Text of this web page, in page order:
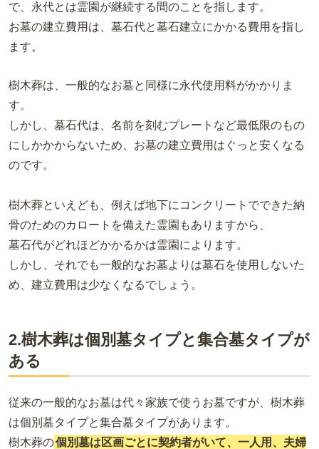
で、永代とは霊園が継続する間のことを指します。
お墓の建立費用は、墓石代と墓石建立にかかる費用を指し
ます。
樹木葬は、一般的なお墓と同様に永代使用料がかかりま
す。
しかし、墓石代は、名前を刻むプレートなど最低限のもの
にしかかからないため、お墓の建立費用はぐっと安くなる
のです。
樹木葬といえども、例えば地下にコンクリートでできた納
骨のためのカロートを備えた霊園もありますから、
墓石代がどれほどかかるかは霊園によります。
しかし、それでも一般的なお墓よりは墓石を使用しないた
め、建立費用は少なくなるでしょう。
2.樹木葬は個別墓タイプと集合墓タイプが
ある
従来の一般的なお墓は代々家族で使うお墓ですが、樹木葬
は個別墓タイプと集合墓タイプがあります。
樹木葬の個別墓は区画ごとに契約者がいて、一人用、夫婦